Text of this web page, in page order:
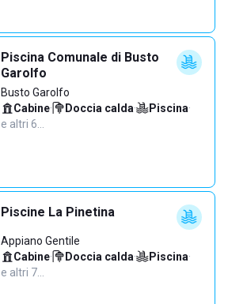
Piscina Comunale di Busto
Garolfo
Busto Garolfo
Cabine· Doccia calda· Piscina·
e altri 6…
Piscine La Pinetina
Appiano Gentile
Cabine· Doccia calda· Piscina·
e altri 7…